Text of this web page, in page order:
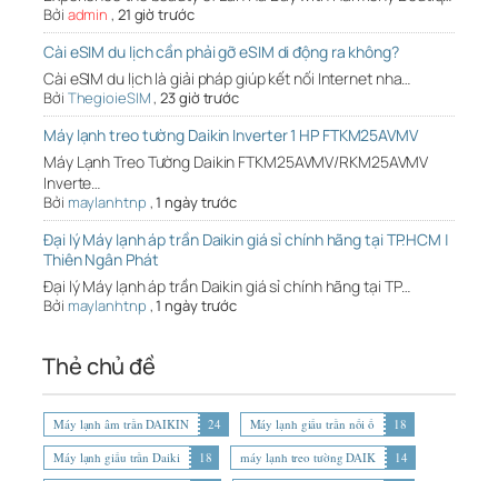
Bởi admin , 21 giờ trước
Cài eSIM du lịch cần phải gỡ eSIM di động ra không?
Cài eSIM du lịch là giải pháp giúp kết nối Internet nha…
Bởi ThegioieSIM,23 giờ trước
Máy lạnh treo tường Daikin Inverter 1 HP FTKM25AVMV
Máy Lạnh Treo Tường Daikin FTKM25AVMV/RKM25AVMV
Inverte…
Bởi maylanhtnp ,1 ngày trước
Đại lý Máy lạnh áp trần Daikin giá sỉ chính hãng tại TP.HCM |
Thiên Ngân Phát
Đại lý Máy lạnh áp trần Daikin giá sỉ chính hãng tại TP…
Bởi maylanhtnp ,1 ngày trước
Thẻ chủ đề
Máy lạnh âm trần DAIKIN 24 Máy lạnh giấu trần nối ố
18
Máy lạnh giấu trần Daiki
18 máy lạnh treo tường DAIK
14